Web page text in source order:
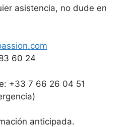
asistencia, no dude en
60 24
+33 7 66 26 04 51
anticipada.